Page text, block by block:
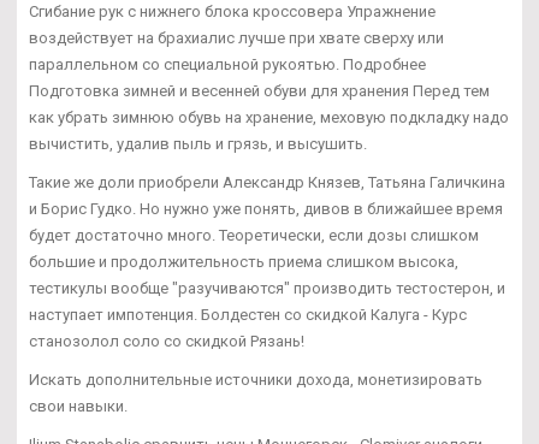
Сгибание рук с нижнего блока кроссовера Упражнение
воздействует на брахиалис лучше при хвате сверху или
параллельном со специальной рукоятью. Подробнее
Подготовка зимней и весенней обуви для хранения Перед тем
как убрать зимнюю обувь на хранение, меховую подкладку надо
вычистить, удалив пыль и грязь, и высушить.
Такие же доли приобрели Александр Князев, Татьяна Галичкина
и Борис Гудко. Но нужно уже понять, дивов в ближайшее время
будет достаточно много. Теоретически, если дозы слишком
большие и продолжительность приема слишком высока,
тестикулы вообще "разучиваются" производить тестостерон, и
наступает импотенция. Болдестен со скидкой Калуга - Курс
станозолол соло со скидкой Рязань!
Искать дополнительные источники дохода, монетизировать
свои навыки.